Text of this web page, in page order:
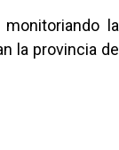
la
la provincia de